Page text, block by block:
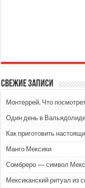
Свежие записи
Монтеррей. Что
Один день в
Как приготовить
Манго Мексики
Сомбреро — символ
Мексиканский ритуал